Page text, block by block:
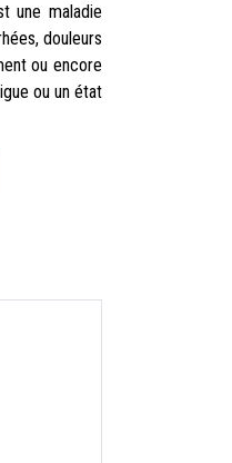
une maladie
douleurs
ou encore
ou un état